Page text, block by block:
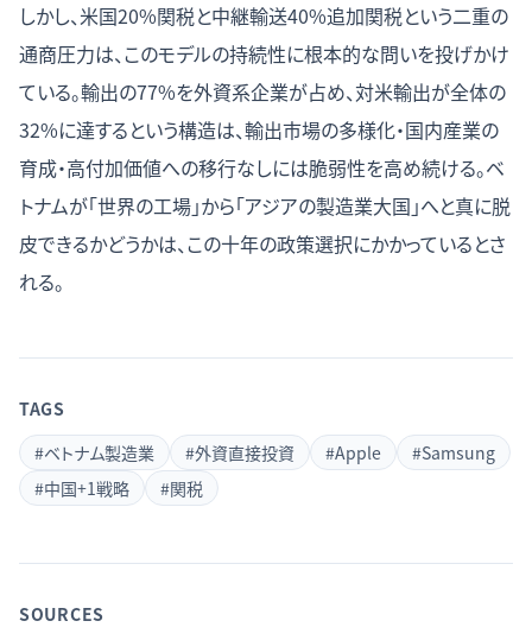
しかし、米国20%関税と中継輸送40%追加関税という二重の
通商圧力は、このモデルの持続性に根本的な問いを投げかけ
ている。輸出の77%を外資系企業が占め、対米輸出が全体の
32%に達するという構造は、輸出市場の多様化・国内産業の
育成・高付加価値への移行なしには脆弱性を高め続ける。ベ
トナムが「世界の工場」から「アジアの製造業大国」へと真に脱
皮できるかどうかは、この十年の政策選択にかかっているとさ
れる。
TAGS
#ベトナム製造業 #外資直接投資 #Apple #Samsung
#中国+1戦略 #関税
SOURCES